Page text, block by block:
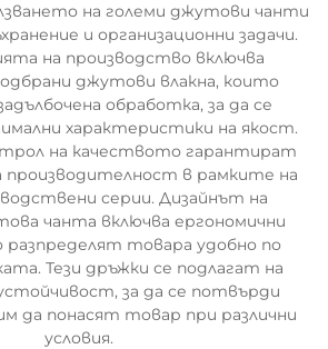
на големи джутови чанти
и организационни задачи.
на производство включва
джутови влакна, които
обработка, за да се
характеристики на якост.
на качеството гарантират
производителност в рамките на
серии. Дизайнът на
чанта включва ергономични
разпределят товара удобно по
Тези дръжки се подлагат на
за да се потвърди
да понасят товар при различни
условия.